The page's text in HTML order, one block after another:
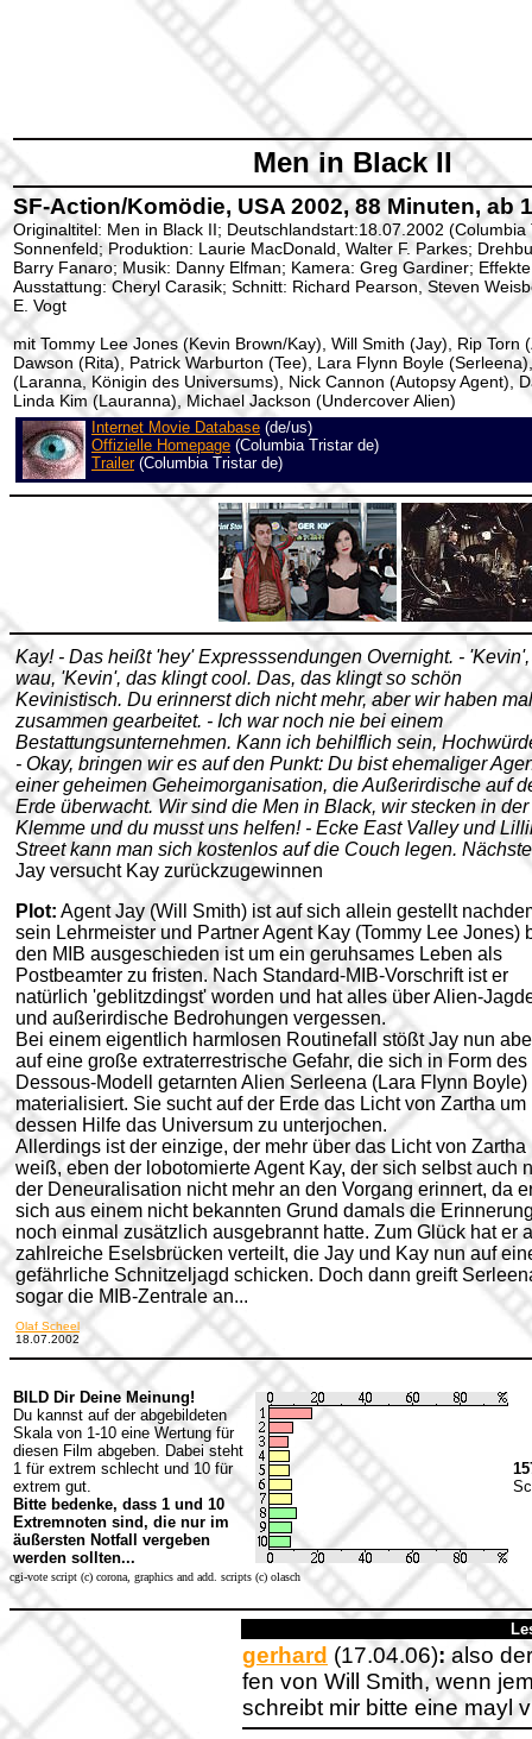
Men in Black II
SF-Action/Komödie, USA 2002, 88 Minuten, ab
Originaltitel: Men in Black II; Deutschlandstart:18.07.2002
Sonnenfeld; Produktion: Laurie MacDonald, Walter F. Parkes;
Barry Fanaro; Musik: Danny Elfman; Kamera: Greg Gardiner;
Ausstattung: Cheryl Carasik; Schnitt: Richard Pearson, Steven
E. Vogt
mit Tommy Lee Jones (Kevin Brown/Kay), Will Smith (Jay), Rip Torn
Dawson (Rita), Patrick Warburton (Tee), Lara Flynn Boyle
(Laranna, Königin des Universums), Nick Cannon (Autopsy Agent),
Linda Kim (Lauranna), Michael Jackson (Undercover Alien)
Internet Movie Database (de/us)
Offizielle Homepage (Columbia Tristar de)
Trailer(Columbia Tristar de)
Kay! - Das heißt 'hey' Expresssendungen Overnight. - 'Kevin',
wau, 'Kevin', das klingt cool. Das, das klingt so schön
Kevinistisch. Du erinnerst dich nicht mehr, aber wir haben mal
zusammen gearbeitet. - Ich war noch nie bei einem
Bestattungsunternehmen. Kann ich behilflich sein,
- Okay, bringen wir es auf den Punkt: Du bist ehemaliger
einer geheimen Geheimorganisation, die Außerirdische auf
Erde überwacht. Wir sind die Men in Black, wir stecken in der
Klemme und du musst uns helfen! - Ecke East Valley und
Street kann man sich kostenlos auf die Couch legen.
Jay versucht Kay zurückzugewinnen
Plot: Agent Jay (Will Smith) ist auf sich allein gestellt
sein Lehrmeister und Partner Agent Kay (Tommy Lee Jones)
den MIB ausgeschieden ist um ein geruhsames Leben als
Postbeamter zu fristen. Nach Standard-MIB-Vorschrift ist er
natürlich 'geblitzdingst' worden und hat alles über Alien-
und außerirdische Bedrohungen vergessen.
Bei einem eigentlich harmlosen Routinefall stößt Jay nun
auf eine große extraterrestrische Gefahr, die sich in Form des
Dessous-Modell getarnten Alien Serleena (Lara Flynn Boyle)
materialisiert. Sie sucht auf der Erde das Licht von Zartha um
dessen Hilfe das Universum zu unterjochen.
Allerdings ist der einzige, der mehr über das Licht von Zartha
weiß, eben der lobotomierte Agent Kay, der sich selbst auch
der Deneuralisation nicht mehr an den Vorgang erinnert, da
sich aus einem nicht bekannten Grund damals die
noch einmal zusätzlich ausgebrannt hatte. Zum Glück hat er
zahlreiche Eselsbrücken verteilt, die Jay und Kay nun auf
gefährliche Schnitzeljagd schicken. Doch dann greift
sogar die MIB-Zentrale an...
Olaf Scheel
18.07.2002
BILD Dir Deine Meinung!
Du kannst auf der abgebildeten
Skala von 1-10 eine Wertung für
diesen Film abgeben. Dabei steht
1 für extrem schlecht und 10 für
extrem gut.
Bitte bedenke, dass 1 und 10
Extremnoten sind, die nur im
äußersten Notfall vergeben
werden sollten...
cgi-vote script (c) corona, graphics and add. scripts (c) olasch
gerhard (17.04.06): also
fen von Will Smith, wenn
schreibt mir bitte eine mayl